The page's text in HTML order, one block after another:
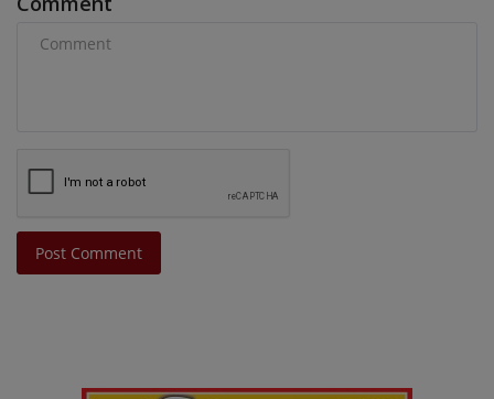
Post Comment